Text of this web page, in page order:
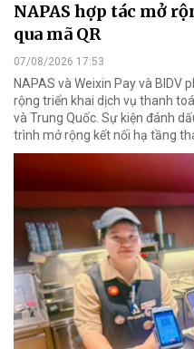
NAPAS hợp tác mở
qua mã QR
07/08/2026 17:53
NAPAS và Weixin Pay và BIDV
rộng triển khai dịch vụ thanh
và Trung Quốc. Sự kiện đánh
trình mở rộng kết nối hạ tầng